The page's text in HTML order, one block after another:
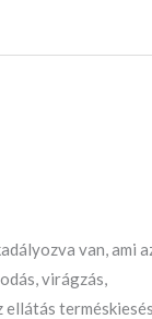
van, ami
virágzás,
ellátás